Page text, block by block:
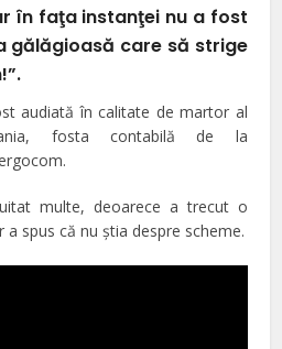
în faţa instanţei nu a fost
gălăgioasă care să strige
audiată în calitate de martor al
fosta contabilă de la
multe, deoarece a trecut o
spus că nu ştia despre scheme.